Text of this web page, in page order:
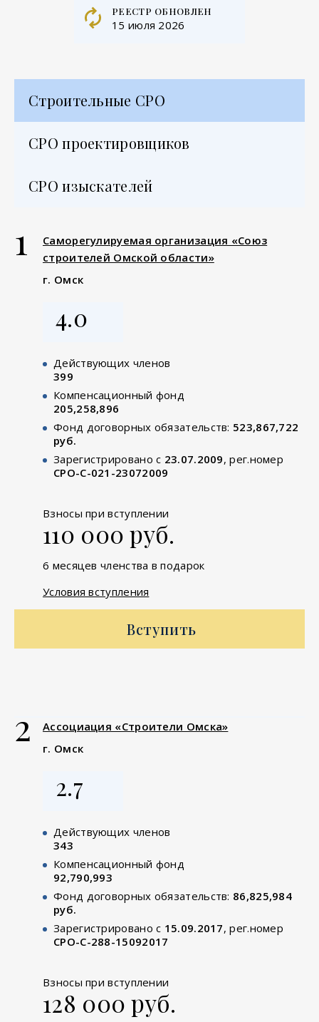
реестр обновлен
15 июля 2026
Строительные СРО
СРО проектировщиков
СРО изыскателей
1
Саморегулируемая организация «Союз
строителей Омской области»
г. Омск
4.0
Действующих членов
399
Компенсационный фонд
205,258,896
Фонд договорных обязательств: 523,867,722
руб.
Зарегистрировано с 23.07.2009, рег.номер
СРО-С-021-23072009
Взносы при вступлении
110 000 руб.
6 месяцев членства в подарок
Условия вступления
Вступить
2
Ассоциация «Строители Омска»
г. Омск
2.7
Действующих членов
343
Компенсационный фонд
92,790,993
Фонд договорных обязательств: 86,825,984
руб.
Зарегистрировано с 15.09.2017, рег.номер
СРО-С-288-15092017
Взносы при вступлении
128 000 руб.